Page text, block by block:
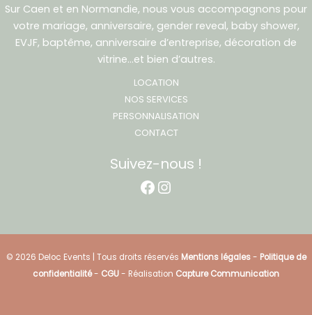
Sur Caen et en Normandie, nous vous accompagnons pour
votre mariage, anniversaire, gender reveal, baby shower,
EVJF, baptême, anniversaire d’entreprise, décoration de
vitrine…et bien d’autres.
LOCATION
NOS SERVICES
PERSONNALISATION
CONTACT
Suivez-nous !
Facebook
Instagram
© 2026 Deloc Events | Tous droits réservés Mentions légales- Politique de
confidentialité- CGU- Réalisation Capture Communication